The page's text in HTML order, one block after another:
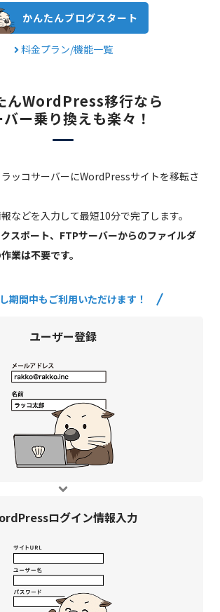
かんたんブログスタート
料金プラン/機能一覧
んWordPress移行なら
ー乗り換えも楽々！
ッコサーバーにWordPressサイトを移転さ
などを入力して最短10分で完了します。
スポート、FTPサーバーからのファイルダ
業は不要です。
期間中もご利用いただけます！
ユーザー登録
ログイン情報入力